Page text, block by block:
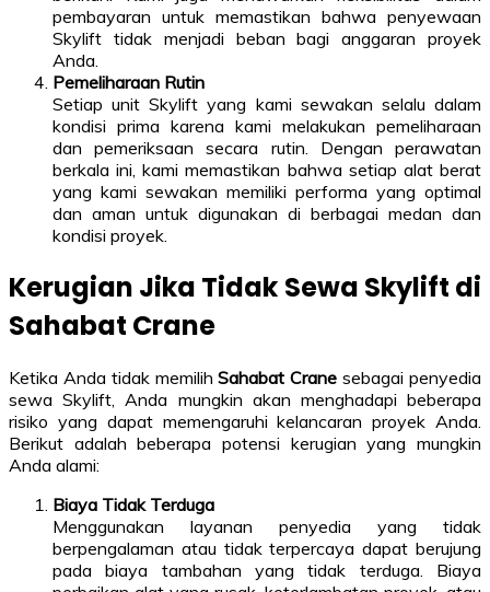
pembayaran untuk memastikan bahwa penyewaan
Skylift tidak menjadi beban bagi anggaran proyek
Anda.
Pemeliharaan Rutin
Setiap unit Skylift yang kami sewakan selalu dalam
kondisi prima karena kami melakukan pemeliharaan
dan pemeriksaan secara rutin. Dengan perawatan
berkala ini, kami memastikan bahwa setiap alat berat
yang kami sewakan memiliki performa yang optimal
dan aman untuk digunakan di berbagai medan dan
kondisi proyek.
Kerugian Jika Tidak Sewa Skylift di
Sahabat Crane
Ketika Anda tidak memilihSahabat Crane sebagai penyedia
sewa Skylift, Anda mungkin akan menghadapi beberapa
risiko yang dapat memengaruhi kelancaran proyek Anda.
Berikut adalah beberapa potensi kerugian yang mungkin
Anda alami:
Biaya Tidak Terduga
Menggunakan layanan penyedia yang tidak
berpengalaman atau tidak terpercaya dapat berujung
pada biaya tambahan yang tidak terduga. Biaya